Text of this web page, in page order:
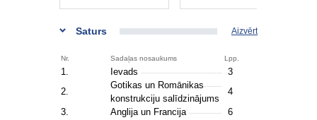
Saturs Aizvērt
Nr. Sadaļas nosaukums Lpp.
1. Ievads
3
2.
Gotikas un Romānikas
konstrukciju salīdzinājums
4
3.
Anglija un Francija 6